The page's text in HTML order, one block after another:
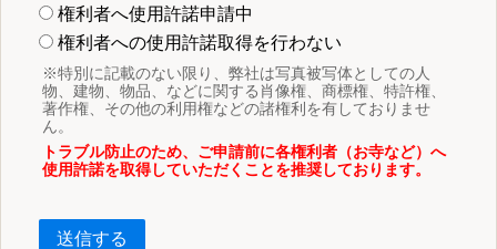
権利者へ使用許諾申請中
権利者への使用許諾取得を行わない
※特別に記載のない限り、弊社は写真被写体としての人
物、建物、物品、などに関する肖像権、商標権、特許権、
著作権、その他の利用権などの諸権利を有しておりませ
ん。
トラブル防止のため、ご申請前に各権利者（お寺など）へ
使用許諾を取得していただくことを推奨しております。
送信する